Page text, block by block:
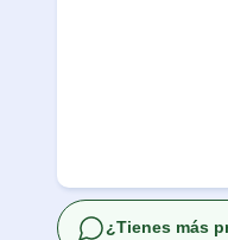
¿Tienes más